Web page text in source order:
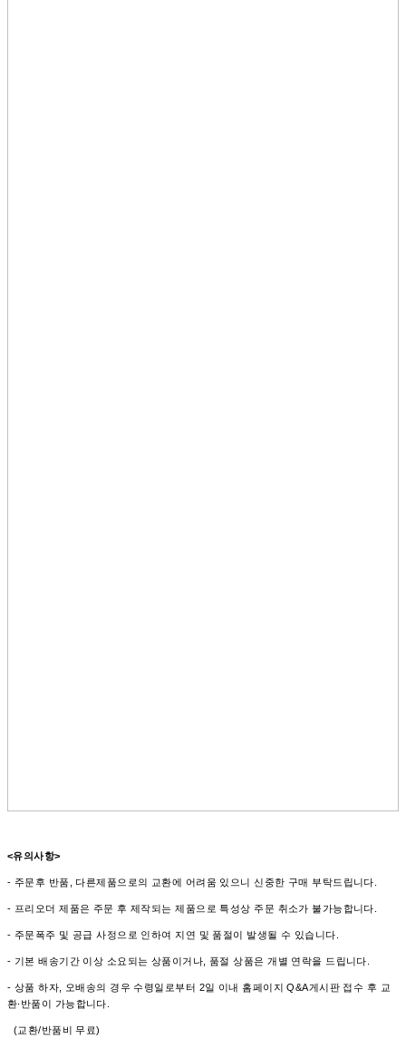
<유의사항>
- 주문후 반품, 다른제품으로의 교환에 어려움 있으니 신중한 구매 부탁드립니다.
- 프리오더 제품은 주문 후 제작되는 제품으로 특성상 주문 취소가 불가능합니다.
- 주문폭주 및 공급 사정으로 인하여 지연 및 품절이 발생될 수 있습니다.
- 기본 배송기간 이상 소요되는 상품이거나, 품절 상품은 개별 연락을 드립니다.
- 상품 하자, 오배송의 경우 수령일로부터 2일 이내 홈페이지 Q&A게시판 접수 후 교
환∙반품이 가능합니다.
(교환/반품비 무료)